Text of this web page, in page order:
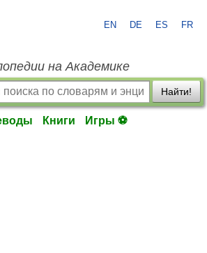
EN DE ES FR
на Академике
Найти!
Книги Игры ⚽